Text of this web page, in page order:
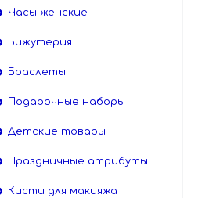
Часы женские
Бижутерия
Браслеты
Подарочные наборы
Детские товары
Праздничные атрибуты
Кисти для макияжа